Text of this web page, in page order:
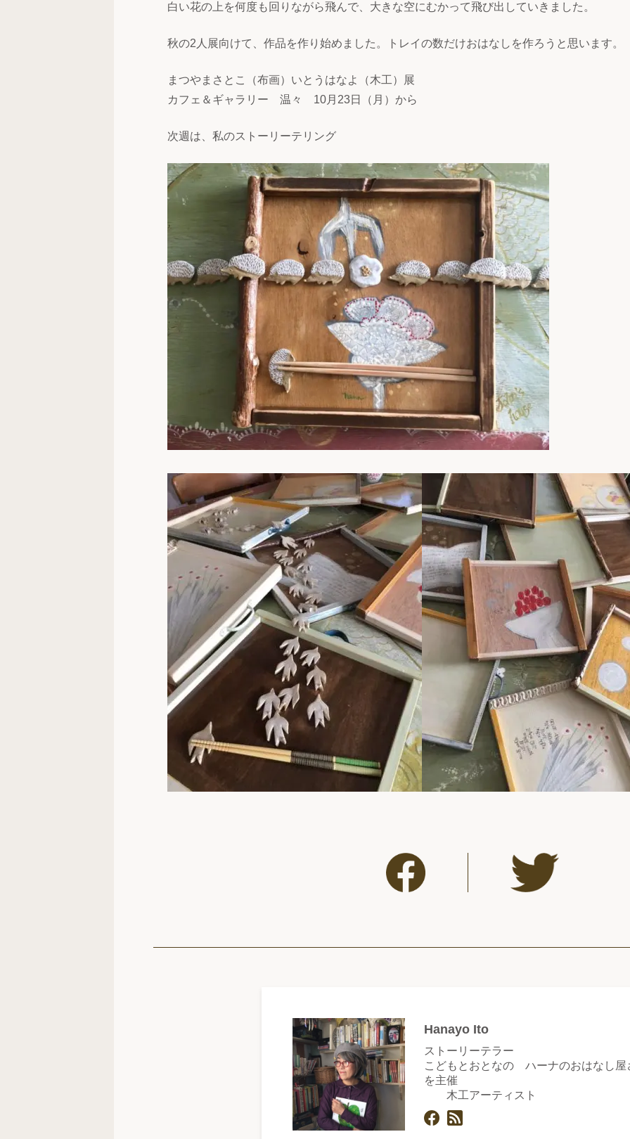
白い花の上を何度も回りながら飛んで、大きな空にむかって飛び出していきました。
秋の2人展向けて、作品を作り始めました。トレイの数だけおはなしを作ろうと思います。
まつやまさとこ（布画）いとうはなよ（木工）展
カフェ＆ギャラリー 温々 10月23日（月）から
次週は、私のストーリーテリング
Hanayo Ito
ストーリーテラー
こどもとおとなの ハーナのおはなし屋
を主催
木工アーティスト